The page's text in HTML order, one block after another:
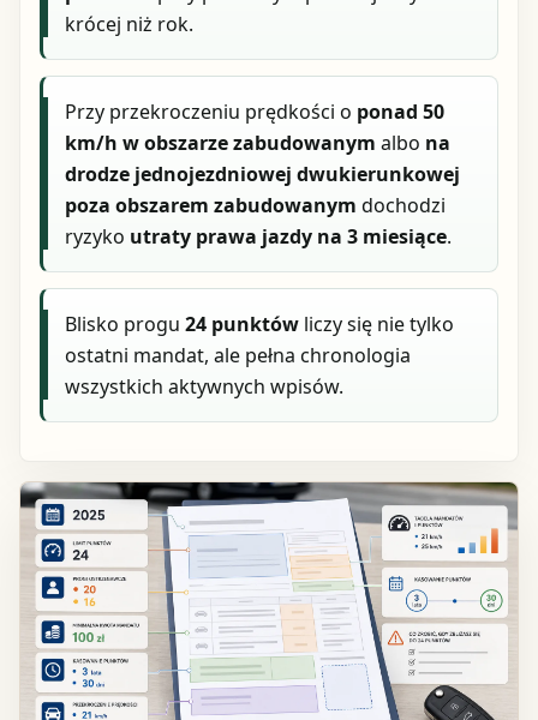
krócej niż rok.
Przy przekroczeniu prędkości o ponad 50
km/h w obszarze zabudowanym albo na
drodze jednojezdniowej dwukierunkowej
poza obszarem zabudowanym dochodzi
ryzyko utraty prawa jazdy na 3 miesiące.
Blisko progu24 punktów liczy się nie tylko
ostatni mandat, ale pełna chronologia
wszystkich aktywnych wpisów.